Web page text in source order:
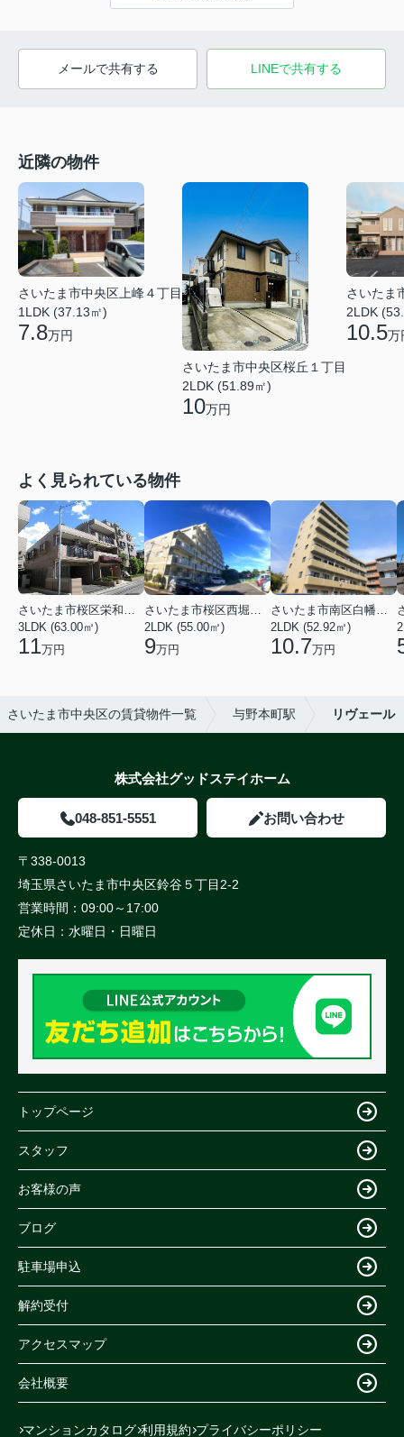
メールで共有する LINEで共有する
近隣の物件
さいたま市中央区上峰４丁目
1LDK (37.13㎡)
7.8万円
さいたま市中央区桜丘１丁目
2LDK (51.89㎡)
10万円
さいたま
2LDK
10.5万
よく見られている物件
3LDK (63.00㎡)
11万円
2LDK (55.00㎡)
9万円
2LDK (52.92㎡)
10.7万円
さいたま市中央区の賃貸物件一覧 与野本町駅 リヴェール
株式会社グッドステイホーム
048-851-5551 お問い合わせ
〒338-0013
埼玉県さいたま市中央区鈴谷５丁目2-2
営業時間： 09:00～17:00
定休日： 水曜日・日曜日
トップページ
スタッフ
お客様の声
ブログ
駐車場申込
解約受付
アクセスマップ
会社概要
マンションカタログ 利用規約 プライバシーポリシー